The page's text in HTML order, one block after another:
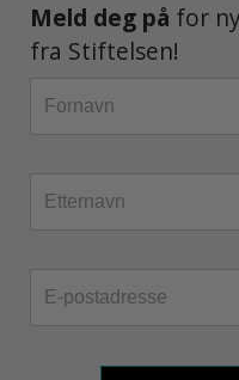
Meld deg på for
fra Stiftelsen!